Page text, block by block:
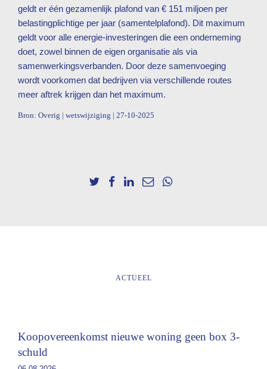
geldt er één gezamenlijk plafond van € 151 miljoen per
belastingplichtige per jaar (samentelplafond). Dit maximum
geldt voor alle energie-investeringen die een onderneming
doet, zowel binnen de eigen organisatie als via
samenwerkingsverbanden. Door deze samenvoeging
wordt voorkomen dat bedrijven via verschillende routes
meer aftrek krijgen dan het maximum.
Bron: Overig | wetswijziging | 27-10-2025
ACTUEEL
Koopovereenkomst nieuwe woning geen box 3-
schuld